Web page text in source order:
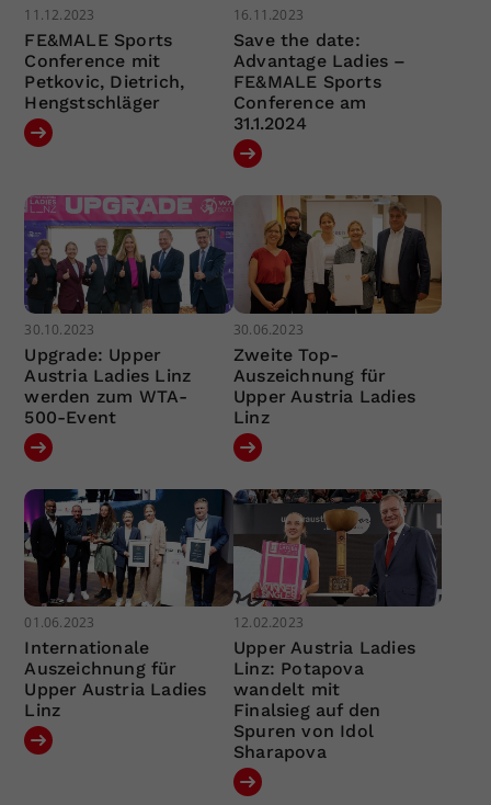
11.12.2023
FE&MALE Sports
Conference mit
Petkovic, Dietrich,
Hengstschläger
16.11.2023
Save the date:
Advantage Ladies –
FE&MALE Sports
Conference am
31.1.2024
30.10.2023
Upgrade: Upper
Austria Ladies Linz
werden zum WTA-
500-Event
30.06.2023
Zweite Top-
Auszeichnung für
Upper Austria Ladies
Linz
01.06.2023
Internationale
Auszeichnung für
Upper Austria Ladies
Linz
12.02.2023
Upper Austria Ladies
Linz: Potapova
wandelt mit
Finalsieg auf den
Spuren von Idol
Sharapova